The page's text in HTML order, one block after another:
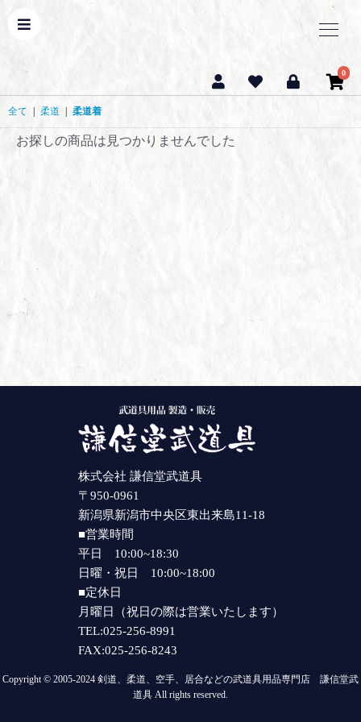
0
全て | 柔道 柔道着
お探しの商品は見つかりませんでした
株式会社 謙信堂武道具
〒950-0961
新潟県新潟市中央区東出来島11-18
■営業時間
平日 10:00~18:30
日曜・祝日 10:00~18:00
■定休日
月曜日（祝日の際は営業いたします）
TEL:025-256-8991
FAX:025-256-8243
Copyright © 2005-2024 剣道、柔道、空手、居合などの武道具用品専門店 謙信堂武
道具 All rights reserved.